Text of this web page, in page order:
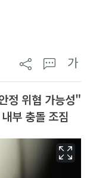
가
정 위협 가능성"
부 충돌 조짐